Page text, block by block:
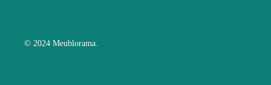
© 2024 Meublorama.